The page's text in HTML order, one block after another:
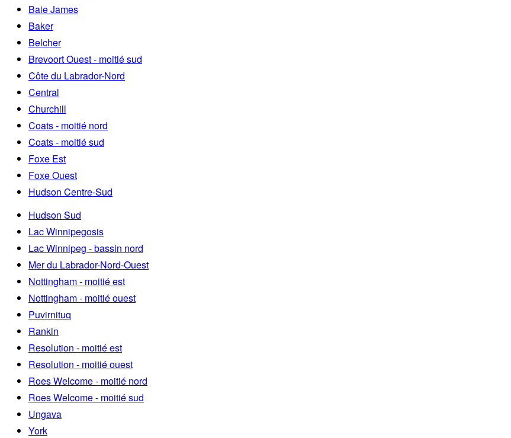
Baie James
Baker
Belcher
Brevoort Ouest - moitié sud
Côte du Labrador-Nord
Central
Churchill
Coats - moitié nord
Coats - moitié sud
Foxe Est
Foxe Ouest
Hudson Centre-Sud
Hudson Sud
Lac Winnipegosis
Lac Winnipeg - bassin nord
Mer du Labrador-Nord-Ouest
Nottingham - moitié est
Nottingham - moitié ouest
Puvirnituq
Rankin
Resolution - moitié est
Resolution - moitié ouest
Roes Welcome - moitié nord
Roes Welcome - moitié sud
Ungava
York